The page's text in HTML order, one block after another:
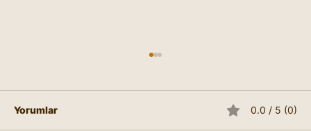
Yorumlar 0.0 / 5 (0)